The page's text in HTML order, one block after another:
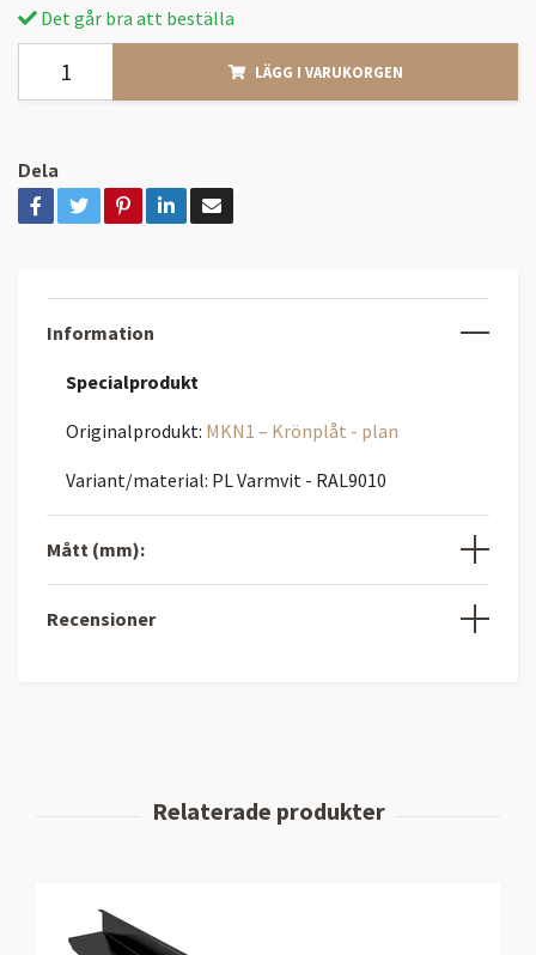
Det går bra att beställa
LÄGG I VARUKORGEN
Dela
Information
Specialprodukt
Originalprodukt: MKN1 – Krönplåt - plan
Variant/material: PL Varmvit - RAL9010
Mått (mm):
Recensioner